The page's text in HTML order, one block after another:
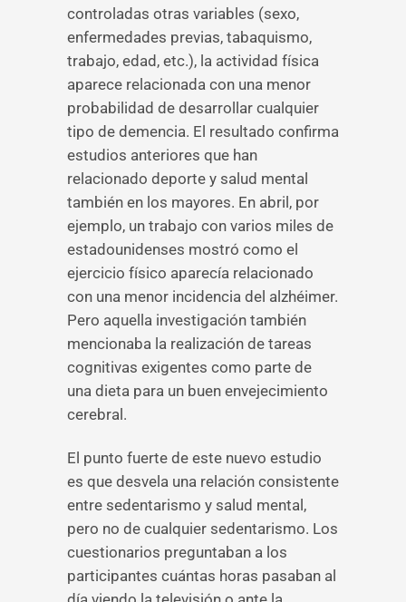
controladas otras variables (sexo,
enfermedades previas, tabaquismo,
trabajo, edad, etc.), la actividad física
aparece relacionada con una menor
probabilidad de desarrollar cualquier
tipo de demencia. El resultado confirma
estudios anteriores que han
relacionado deporte y salud mental
también en los mayores. En abril, por
ejemplo, un trabajo con varios miles de
estadounidenses mostró como el
ejercicio físico aparecía relacionado
con una menor incidencia del alzhéimer.
Pero aquella investigación también
mencionaba la realización de tareas
cognitivas exigentes como parte de
una dieta para un buen envejecimiento
cerebral.
El punto fuerte de este nuevo estudio
es que desvela una relación consistente
entre sedentarismo y salud mental,
pero no de cualquier sedentarismo. Los
cuestionarios preguntaban a los
participantes cuántas horas pasaban al